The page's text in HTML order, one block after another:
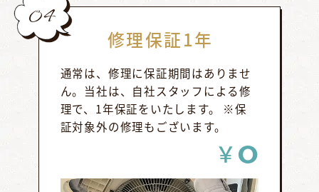
04
修理保証1年
通常は、修理に保証期間はありませ
ん。当社は、自社スタッフによる修
理で、1年保証をいたします。 ※保
証対象外の修理もございます。
￥0